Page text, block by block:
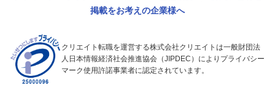
掲載をお考えの企業様へ
クリエイト転職を運営する株式会社クリエイトは一般財団法
人日本情報経済社会推進協会（JIPDEC）によりプライバシー
マーク使用許諾事業者に認定されています。